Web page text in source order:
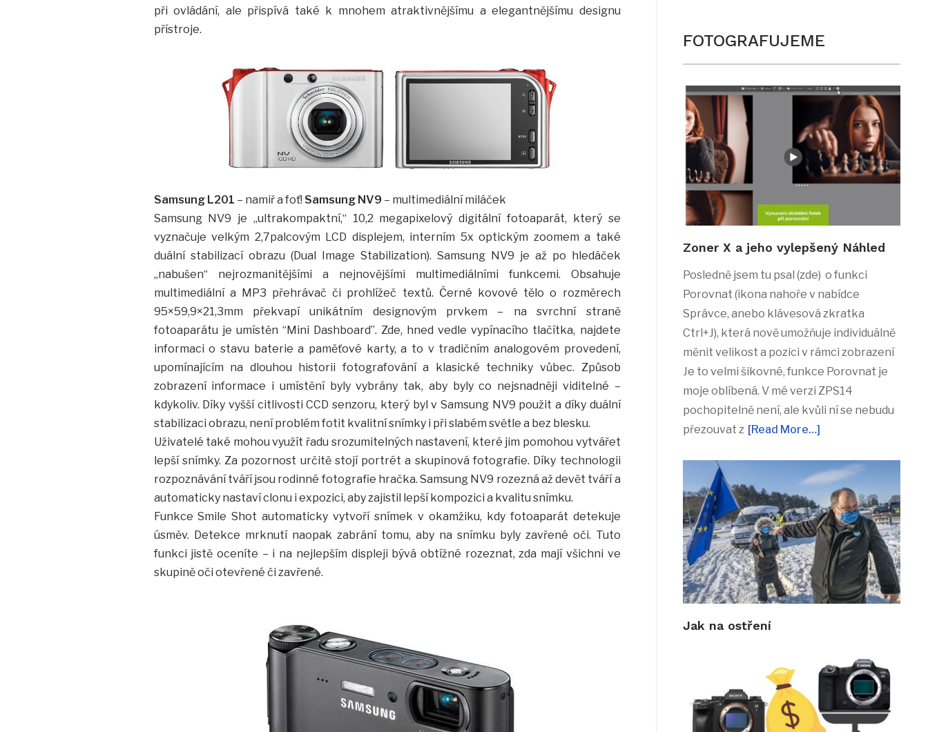
při ovládání, ale přispívá také k mnohem atraktivnějšímu a elegantnějšímu designu
přístroje.
Samsung L201 – namiř a foť! Samsung NV9 – multimediální miláček
Samsung NV9 je „ultrakompaktní,“ 10,2 megapixelový digitální fotoaparát, který se
vyznačuje velkým 2,7palcovým LCD displejem, interním 5x optickým zoomem a také
duální stabilizací obrazu (Dual Image Stabilization). Samsung NV9 je až po hledáček
„nabušen“ nejrozmanitějšími a nejnovějšími multimediálními funkcemi. Obsahuje
multimediální a MP3 přehrávač či prohlížeč textů. Černé kovové tělo o rozměrech
95×59,9×21,3mm překvapí unikátním designovým prvkem – na svrchní straně
fotoaparátu je umístěn “Mini Dashboard”. Zde, hned vedle vypínacího tlačítka, najdete
informaci o stavu baterie a paměťové karty, a to v tradičním analogovém provedení,
upomínajícím na dlouhou historii fotografování a klasické techniky vůbec. Způsob
zobrazení informace i umístění byly vybrány tak, aby byly co nejsnadněji viditelné –
kdykoliv. Díky vyšší citlivosti CCD senzoru, který byl v Samsung NV9 použit a díky duální
stabilizaci obrazu, není problém fotit kvalitní snímky i při slabém světle a bez blesku.
Uživatelé také mohou využít řadu srozumitelných nastavení, které jim pomohou vytvářet
lepší snímky. Za pozornost určitě stojí portrét a skupinová fotografie. Díky technologii
rozpoznávání tváří jsou rodinné fotografie hračka. Samsung NV9 rozezná až devět tváří a
automaticky nastaví clonu i expozici, aby zajistil lepší kompozici a kvalitu snímku.
Funkce Smile Shot automaticky vytvoří snímek v okamžiku, kdy fotoaparát detekuje
úsměv. Detekce mrknutí naopak zabrání tomu, aby na snímku byly zavřené oči. Tuto
funkci jistě oceníte – i na nejlepším displeji bývá obtížné rozeznat, zda mají všichni ve
skupině oči otevřené či zavřené.
FOTOGRAFUJEME
Zoner X a jeho vylepšený Náhled
Posledně jsem tu psal (zde) o funkci
Porovnat (ikona nahoře v nabídce
Správce, anebo klávesová zkratka
Ctrl+J), která nově umožňuje individuálně
měnit velikost a pozici v rámci zobrazení
Je to velmi šikovné, funkce Porovnat je
moje oblíbená. V mé verzi ZPS14
pochopitelně není, ale kvůli ní se nebudu
přezouvat z [Read More…]
Jak na ostření